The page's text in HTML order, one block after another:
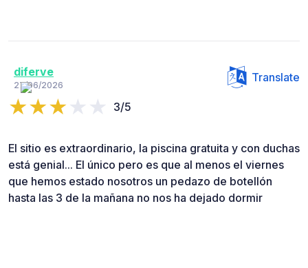
diferve
27/06/2026
Translate
3/5
El sitio es extraordinario, la piscina gratuita y con duchas
está genial... El único pero es que al menos el viernes
que hemos estado nosotros un pedazo de botellón
hasta las 3 de la mañana no nos ha dejado dormir